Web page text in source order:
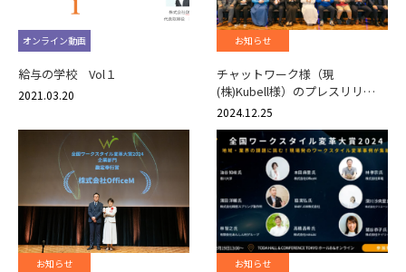
オンライン動画
給与の学校 Vol１
2021.03.20
お知らせ
チャットワーク様（現
(株)Kubell様）のプレスリリ…
2024.12.25
お知らせ お知らせ